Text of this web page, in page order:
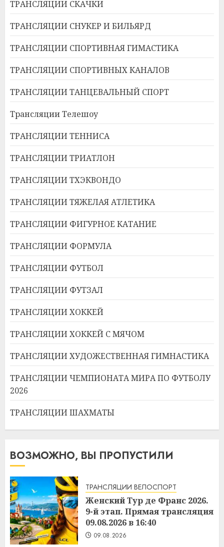
ТРАНСЛЯЦИИ СКАЧКИ
ТРАНСЛЯЦИИ СНУКЕР И БИЛЬЯРД
ТРАНСЛЯЦИИ СПОРТИВНАЯ ГИМАСТИКА
ТРАНСЛЯЦИИ СПОРТИВНЫХ КАНАЛОВ
ТРАНСЛЯЦИИ ТАНЦЕВАЛЬНЫЙ СПОРТ
Трансляции Телешоу
ТРАНСЛЯЦИИ ТЕННИСА
ТРАНСЛЯЦИИ ТРИАТЛОН
ТРАНСЛЯЦИИ ТХЭКВОНДО
ТРАНСЛЯЦИИ ТЯЖЕЛАЯ АТЛЕТИКА
ТРАНСЛЯЦИИ ФИГУРНОЕ КАТАНИЕ
ТРАНСЛЯЦИИ ФОРМУЛА
ТРАНСЛЯЦИИ ФУТБОЛ
ТРАНСЛЯЦИИ ФУТЗАЛ
ТРАНСЛЯЦИИ ХОККЕЙ
ТРАНСЛЯЦИИ ХОККЕЙ С МЯЧОМ
ТРАНСЛЯЦИИ ХУДОЖЕСТВЕННАЯ ГИМНАСТИКА
ТРАНСЛЯЦИИ ЧЕМПИОНАТА МИРА ПО ФУТБОЛУ
2026
ТРАНСЛЯЦИИ ШАХМАТЫ
ВОЗМОЖНО, ВЫ ПРОПУСТИЛИ
ТРАНСЛЯЦИИ ВЕЛОСПОРТ
Женский Тур де Франс 2026.
9-й этап. Прямая трансляция
09.08.2026 в 16:40
09.08.2026